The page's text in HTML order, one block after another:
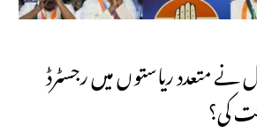
نے متعدد ریاستوں میں رجسٹرڈ
کی؟